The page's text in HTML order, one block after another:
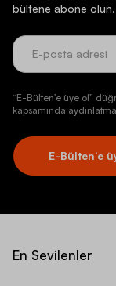
bültene abone olun.
“E-Bülten’e üye ol”
kapsamında
E-Bülten’e
En Sevilenler